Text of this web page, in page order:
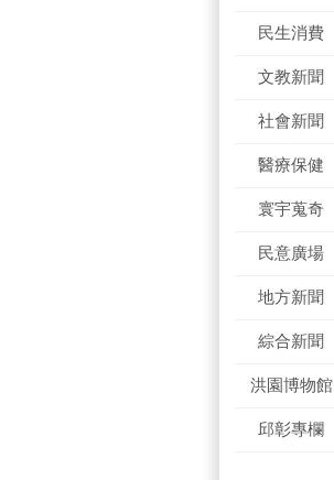
民生消費
文教新聞
社會新聞
醫療保健
寰宇蒐奇
民意廣場
地方新聞
綜合新聞
洪園博物館
邱彰專欄